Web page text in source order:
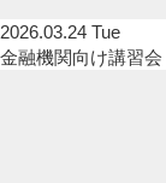
2026.03.24 Tue
金融機関向け講習